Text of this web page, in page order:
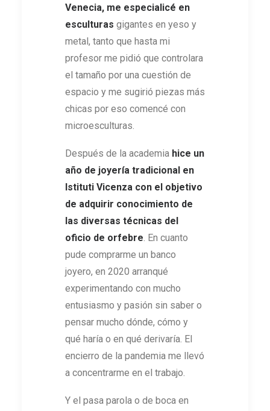
Venecia, me especialicé en
esculturas gigantes en yeso y
metal, tanto que hasta mi
profesor me pidió que controlara
el tamaño por una cuestión de
espacio y me sugirió piezas más
chicas por eso comencé con
microesculturas.
Después de la academia hice un
año de joyería tradicional en
Istituti Vicenza con el objetivo
de adquirir conocimiento de
las diversas técnicas del
oficio de orfebre. En cuanto
pude comprarme un banco
joyero, en 2020 arranqué
experimentando con mucho
entusiasmo y pasión sin saber o
pensar mucho dónde, cómo y
qué haría o en qué derivaría. El
encierro de la pandemia me llevó
a concentrarme en el trabajo.
Y el pasa parola o de boca en